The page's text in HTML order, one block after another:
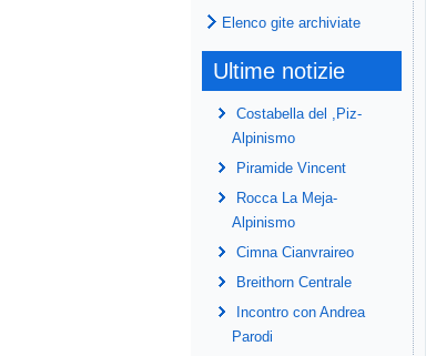
Elenco gite archiviate
Ultime notizie
Costabella del ,Piz-
Alpinismo
Piramide Vincent
Rocca La Meja-
Alpinismo
Cimna Cianvraireo
Breithorn Centrale
Incontro con Andrea
Parodi